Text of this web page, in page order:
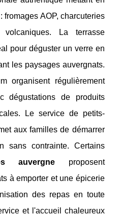
fromages AOP, charcuteries
La terrasse
pour déguster un verre en
les paysages auvergnats.
organisent régulièrement
dégustations de produits
Le service de petits-
aux familles de démarrer
sans contrainte. Certains
auvergne proposent
à emporter et une épicerie
des repas en toute
et l'accueil chaleureux